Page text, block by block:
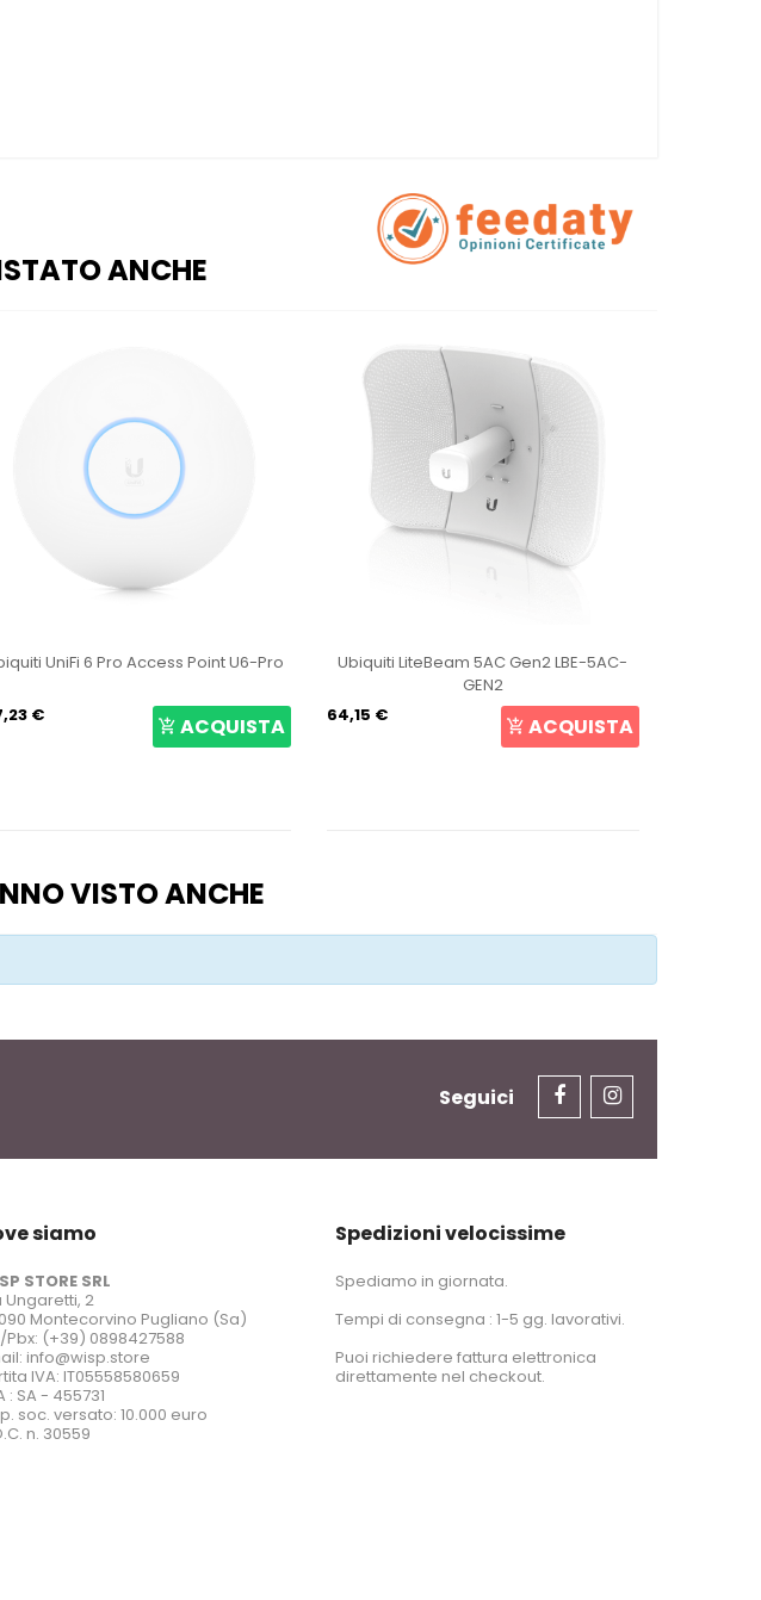
ANCHE
UniFi 6 Pro Access Point U6-Pro
€ ACQUISTA
Ubiquiti LiteBeam 5AC Gen2 LBE-5AC-
GEN2
64,15 €
ACQUISTA
VISTO ANCHE
Seguici
siamo
STORE SRL
Ungaretti, 2
Montecorvino Pugliano (Sa)
Pbx: (+39) 0898427588
info@wisp.store
IVA: IT05558580659
: SA - 455731
soc. versato: 10.000 euro
n. 30559
Spedizioni velocissime
Spediamo in giornata.
Tempi di consegna : 1-5 gg. lavorativi.
Puoi richiedere fattura elettronica
direttamente nel checkout.